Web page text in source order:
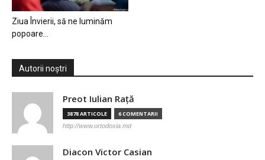
Ziua Învierii, să ne luminăm
popoare…
Autorii noștri
Preot Iulian Raţă
3878 ARTICOLE 6 COMENTARII
http://www.ortodoxia.md
Diacon Victor Casian